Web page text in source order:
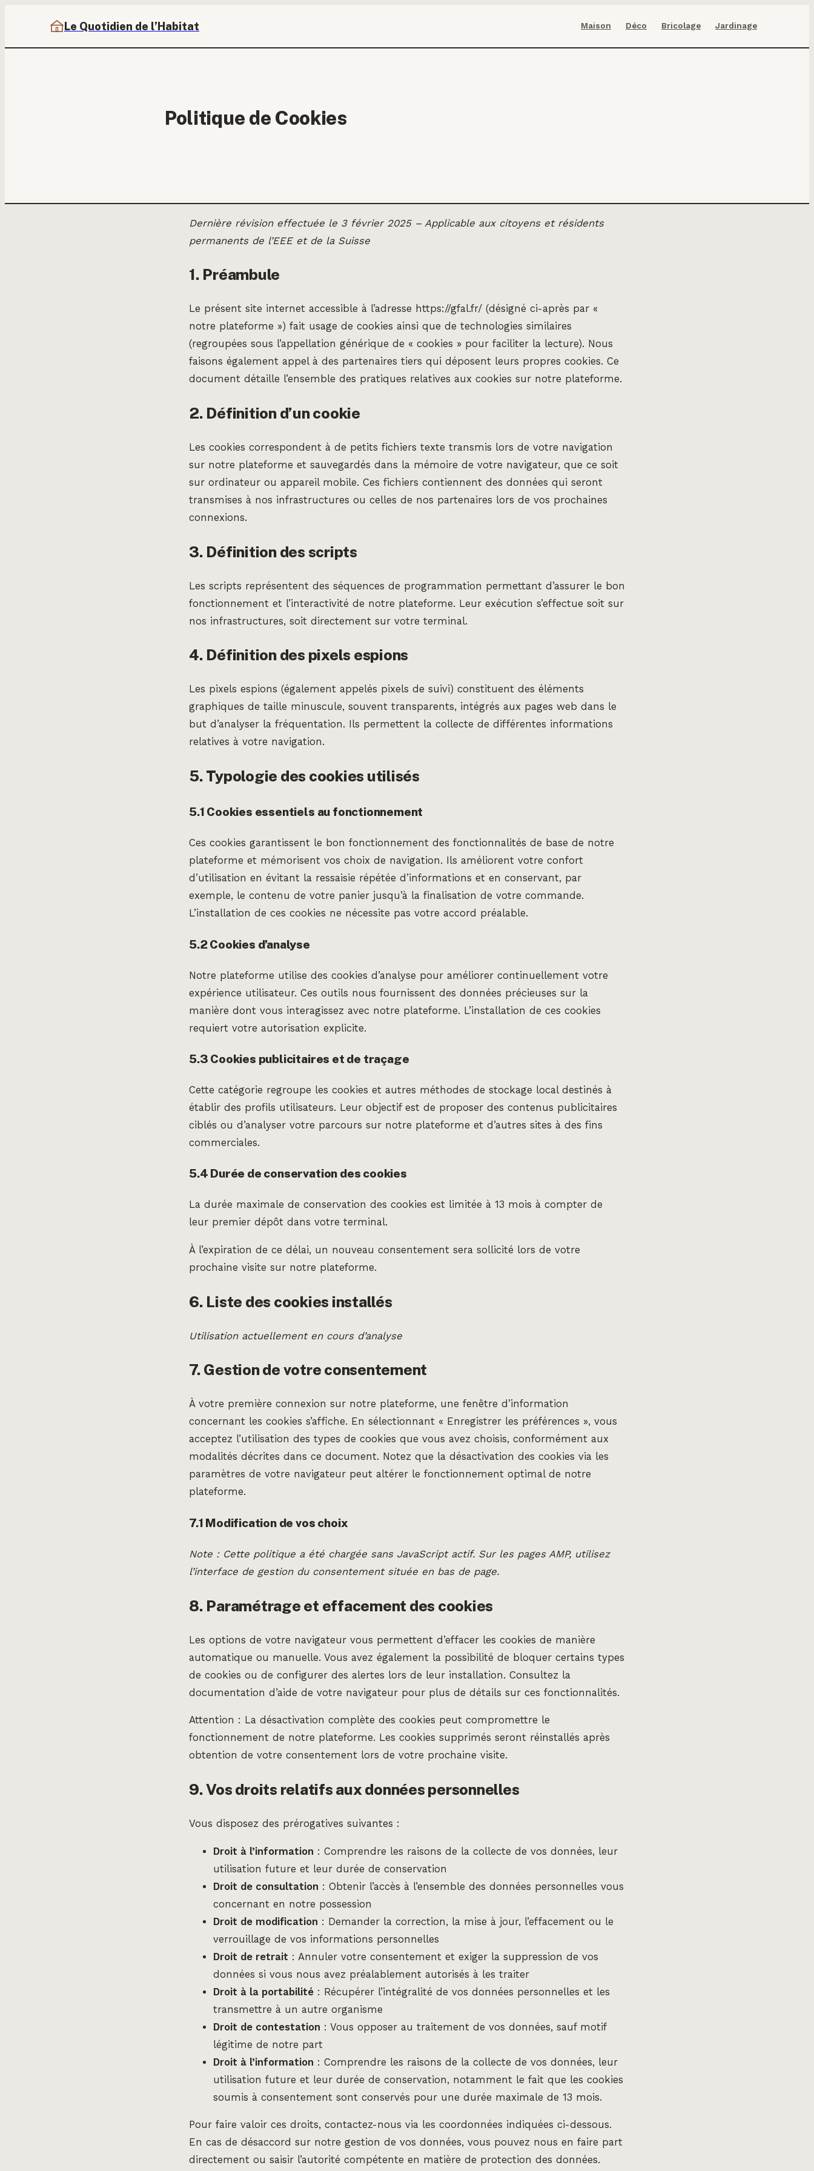
Le Quotidien de l’Habitat Maison Déco Bricolage Jardinage
Politique de Cookies
Dernière révision effectuée le 3 février 2025 – Applicable aux citoyens et résidents
permanents de l’EEE et de la Suisse
1. Préambule
Le présent site internet accessible à l’adresse https://gfal.fr/ (désigné ci-après par «
notre plateforme ») fait usage de cookies ainsi que de technologies similaires
(regroupées sous l’appellation générique de « cookies » pour faciliter la lecture). Nous
faisons également appel à des partenaires tiers qui déposent leurs propres cookies. Ce
document détaille l’ensemble des pratiques relatives aux cookies sur notre plateforme.
2. Définition d’un cookie
Les cookies correspondent à de petits fichiers texte transmis lors de votre navigation
sur notre plateforme et sauvegardés dans la mémoire de votre navigateur, que ce soit
sur ordinateur ou appareil mobile. Ces fichiers contiennent des données qui seront
transmises à nos infrastructures ou celles de nos partenaires lors de vos prochaines
connexions.
3. Définition des scripts
Les scripts représentent des séquences de programmation permettant d’assurer le bon
fonctionnement et l’interactivité de notre plateforme. Leur exécution s’effectue soit sur
nos infrastructures, soit directement sur votre terminal.
4. Définition des pixels espions
Les pixels espions (également appelés pixels de suivi) constituent des éléments
graphiques de taille minuscule, souvent transparents, intégrés aux pages web dans le
but d’analyser la fréquentation. Ils permettent la collecte de différentes informations
relatives à votre navigation.
5. Typologie des cookies utilisés
5.1 Cookies essentiels au fonctionnement
Ces cookies garantissent le bon fonctionnement des fonctionnalités de base de notre
plateforme et mémorisent vos choix de navigation. Ils améliorent votre confort
d’utilisation en évitant la ressaisie répétée d’informations et en conservant, par
exemple, le contenu de votre panier jusqu’à la finalisation de votre commande.
L’installation de ces cookies ne nécessite pas votre accord préalable.
5.2 Cookies d’analyse
Notre plateforme utilise des cookies d’analyse pour améliorer continuellement votre
expérience utilisateur. Ces outils nous fournissent des données précieuses sur la
manière dont vous interagissez avec notre plateforme. L’installation de ces cookies
requiert votre autorisation explicite.
5.3 Cookies publicitaires et de traçage
Cette catégorie regroupe les cookies et autres méthodes de stockage local destinés à
établir des profils utilisateurs. Leur objectif est de proposer des contenus publicitaires
ciblés ou d’analyser votre parcours sur notre plateforme et d’autres sites à des fins
commerciales.
5.4 Durée de conservation des cookies
La durée maximale de conservation des cookies est limitée à 13 mois à compter de
leur premier dépôt dans votre terminal.
À l’expiration de ce délai, un nouveau consentement sera sollicité lors de votre
prochaine visite sur notre plateforme.
6. Liste des cookies installés
Utilisation actuellement en cours d’analyse
7. Gestion de votre consentement
À votre première connexion sur notre plateforme, une fenêtre d’information
concernant les cookies s’affiche. En sélectionnant « Enregistrer les préférences », vous
acceptez l’utilisation des types de cookies que vous avez choisis, conformément aux
modalités décrites dans ce document. Notez que la désactivation des cookies via les
paramètres de votre navigateur peut altérer le fonctionnement optimal de notre
plateforme.
7.1 Modification de vos choix
Note : Cette politique a été chargée sans JavaScript actif. Sur les pages AMP, utilisez
l’interface de gestion du consentement située en bas de page.
8. Paramétrage et effacement des cookies
Les options de votre navigateur vous permettent d’effacer les cookies de manière
automatique ou manuelle. Vous avez également la possibilité de bloquer certains types
de cookies ou de configurer des alertes lors de leur installation. Consultez la
documentation d’aide de votre navigateur pour plus de détails sur ces fonctionnalités.
Attention : La désactivation complète des cookies peut compromettre le
fonctionnement de notre plateforme. Les cookies supprimés seront réinstallés après
obtention de votre consentement lors de votre prochaine visite.
9. Vos droits relatifs aux données personnelles
Vous disposez des prérogatives suivantes :
Droit à l’information : Comprendre les raisons de la collecte de vos données, leur
utilisation future et leur durée de conservation
Droit de consultation : Obtenir l’accès à l’ensemble des données personnelles vous
concernant en notre possession
Droit de modification : Demander la correction, la mise à jour, l’effacement ou le
verrouillage de vos informations personnelles
Droit de retrait : Annuler votre consentement et exiger la suppression de vos
données si vous nous avez préalablement autorisés à les traiter
Droit à la portabilité : Récupérer l’intégralité de vos données personnelles et les
transmettre à un autre organisme
Droit de contestation : Vous opposer au traitement de vos données, sauf motif
légitime de notre part
Droit à l’information : Comprendre les raisons de la collecte de vos données, leur
utilisation future et leur durée de conservation, notamment le fait que les cookies
soumis à consentement sont conservés pour une durée maximale de 13 mois.
Pour faire valoir ces droits, contactez-nous via les coordonnées indiquées ci-dessous.
En cas de désaccord sur notre gestion de vos données, vous pouvez nous en faire part
directement ou saisir l’autorité compétente en matière de protection des données.